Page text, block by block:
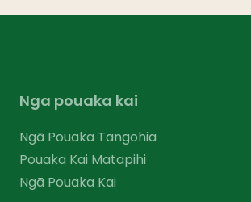
Nga pouaka kai
Ngā Pouaka Tangohia
Pouaka Kai Matapihi
Ngā Pouaka Kai